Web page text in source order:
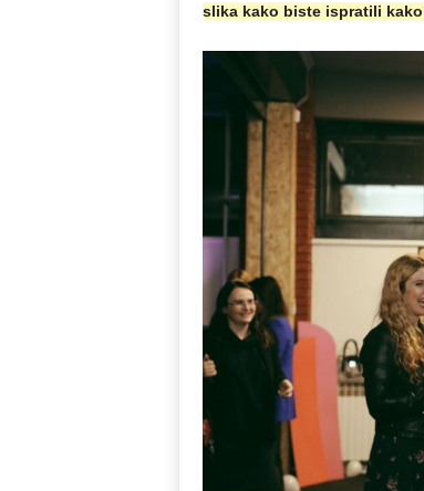
slika kako biste ispratili